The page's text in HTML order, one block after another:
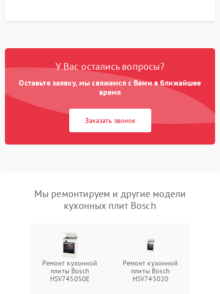
У Вас остались вопросы?
Оставьте заявку, мы свяжемся с Вами в ближайшее
время
Заказать звонок
Мы ремонтируем и другие модели
кухонных плит Bosch
Ремонт кухонной
плиты Bosch
HSV745050E
Ремонт кухонной
плиты Bosch
HSV745020